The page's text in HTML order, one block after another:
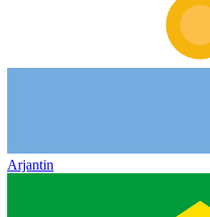
Arjantin